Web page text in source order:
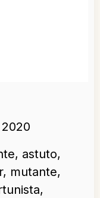
astuto,
mutante,